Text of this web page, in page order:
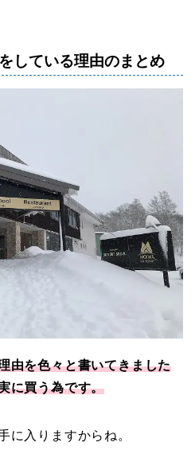
している理由のまとめ
由を色々と書いてきました
に買う為です。
に入りますからね。